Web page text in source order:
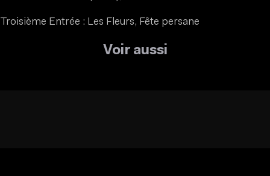
Troisième Entrée : Les Fleurs, Fête persane
Voir aussi